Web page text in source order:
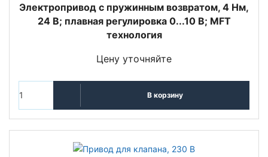
Электропривод с пружинным возвратом, 4 Нм,
24 В; плавная регулировка 0...10 В; MFT
технология
Цену уточняйте
В корзину